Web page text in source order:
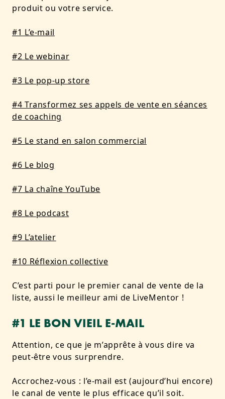
produit ou votre service.
#1 L’e-mail
#2 Le webinar
#3 Le pop-up store
#4 Transformez ses appels de vente en séances
de coaching
#5 Le stand en salon commercial
#6 Le blog
#7 La chaîne YouTube
#8 Le podcast
#9 L’atelier
#10 Réflexion collective
C’est parti pour le premier canal de vente de la
liste, aussi le meilleur ami de LiveMentor !
#1 LE BON VIEIL E-MAIL
Attention, ce que je m’apprête à vous dire va
peut-être vous surprendre.
Accrochez-vous : l’e-mail est (aujourd’hui encore)
le canal de vente le plus efficace qu’il soit.